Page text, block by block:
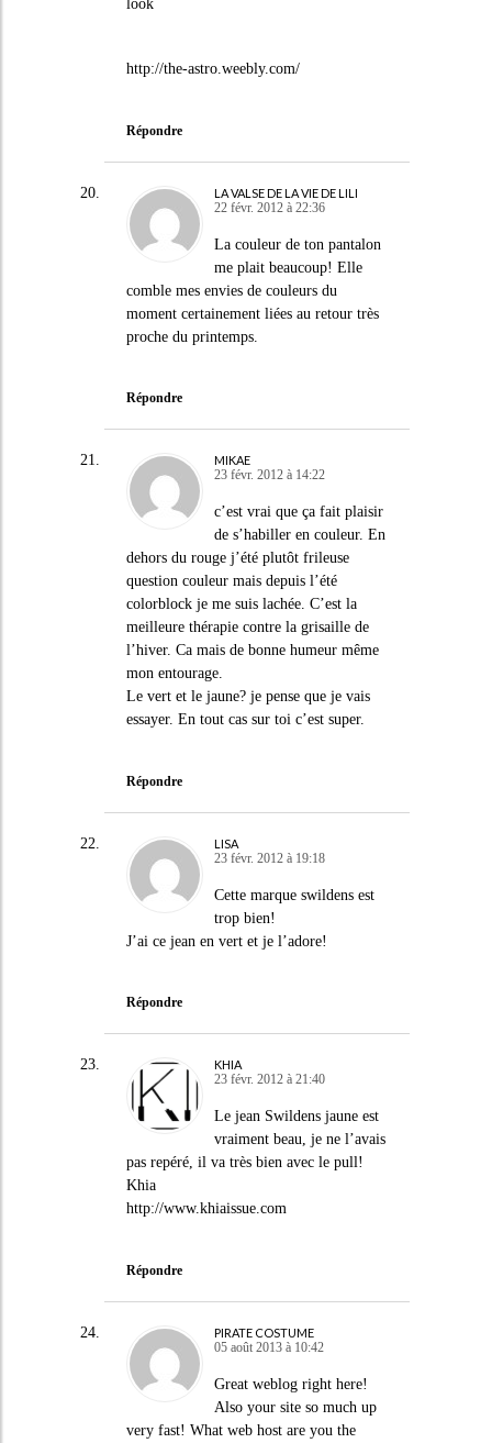
look
http://the-astro.weebly.com/
Répondre
LA VALSE DE LA VIE DE LILI
22 févr. 2012 à 22:36
La couleur de ton pantalon
me plait beaucoup! Elle
comble mes envies de couleurs du
moment certainement liées au retour très
proche du printemps.
Répondre
MIKAE
23 févr. 2012 à 14:22
c’est vrai que ça fait plaisir
de s’habiller en couleur. En
dehors du rouge j’été plutôt frileuse
question couleur mais depuis l’été
colorblock je me suis lachée. C’est la
meilleure thérapie contre la grisaille de
l’hiver. Ca mais de bonne humeur même
mon entourage.
Le vert et le jaune? je pense que je vais
essayer. En tout cas sur toi c’est super.
Répondre
LISA
23 févr. 2012 à 19:18
Cette marque swildens est
trop bien!
J’ai ce jean en vert et je l’adore!
Répondre
KHIA
23 févr. 2012 à 21:40
Le jean Swildens jaune est
vraiment beau, je ne l’avais
pas repéré, il va très bien avec le pull!
Khia
http://www.khiaissue.com
Répondre
PIRATE COSTUME
05 août 2013 à 10:42
Great weblog right here!
Also your site so much up
very fast! What web host are you the